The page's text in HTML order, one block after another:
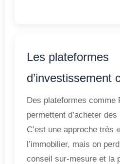
Les plateformes
d’investissement
Des plateformes comme
permettent d’acheter
C’est une approche très
l’immobilier, mais on
conseil sur-mesure et la